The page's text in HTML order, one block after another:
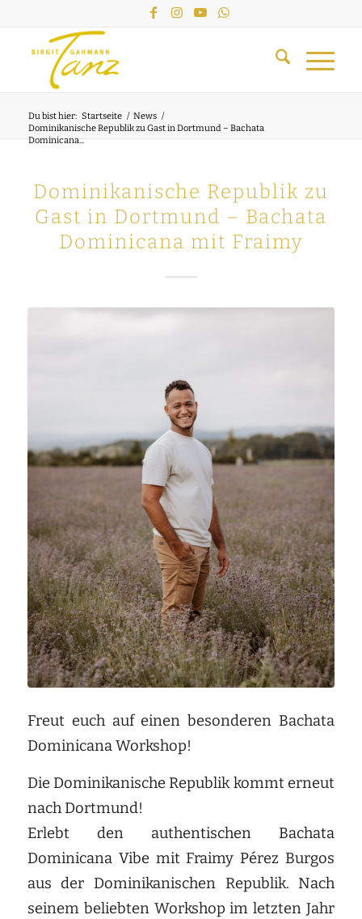
Du bist hier: Startseite / News /
Dominikanische Republik zu Gast in Dortmund – Bachata
Dominicana...
Dominikanische Republik zu
Gast in Dortmund – Bachata
Dominicana mit Fraimy
Freut euch auf einen besonderen Bachata
Dominicana Workshop!
Die Dominikanische Republik kommt erneut
nach Dortmund!
Erlebt den authentischen Bachata
Dominicana Vibe mit Fraimy Pérez Burgos
aus der Dominikanischen Republik. Nach
seinem beliebten Workshop im letzten Jahr